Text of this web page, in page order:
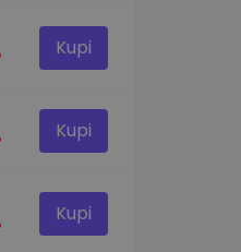
Kupi
Kupi
Kupi